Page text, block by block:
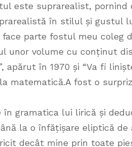
este suprarealist, pornind
în stilul și gustul
parte fostul meu coleg
unor volume cu conținut
apărut în 1970 și “Va fi
matematică.A fost o
gramatica lui lirică și
la o înfățișare eliptică de
decât mine prin toate